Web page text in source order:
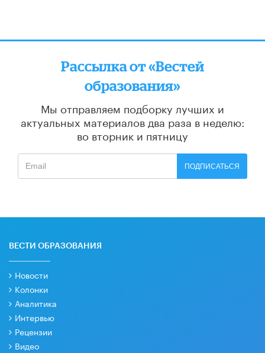
Рассылка от «Вестей
образования»
Мы отправляем подборку лучших и
актуальных материалов два раза в неделю:
во вторник и пятницу
ПОДПИСАТЬСЯ
ВЕСТИ ОБРАЗОВАНИЯ
Новости
Колонки
Аналитика
Интервью
Рецензии
Видео